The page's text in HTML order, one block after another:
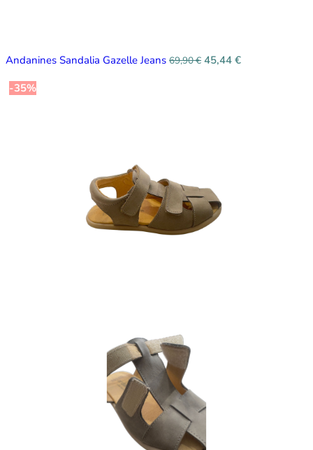
Andanines Sandalia Gazelle Jeans 69,90€ 45,44 €
-35%